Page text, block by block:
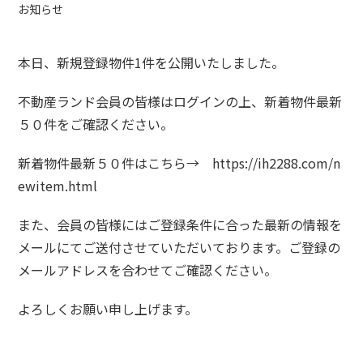
お知らせ
本日、新規登録物件1件を公開いたしました。
不動産ランド会員の皆様はログインの上、新着物件最新
５０件をご確認ください。
新着物件最新５０件はこちら→ https://ih2288.com/n
ewitem.html
また、会員の皆様にはご登録条件に合った最新の情報を
メールにてご送付させていただいております。ご登録の
メールアドレスを合わせてご確認ください。
よろしくお願い申し上げます。